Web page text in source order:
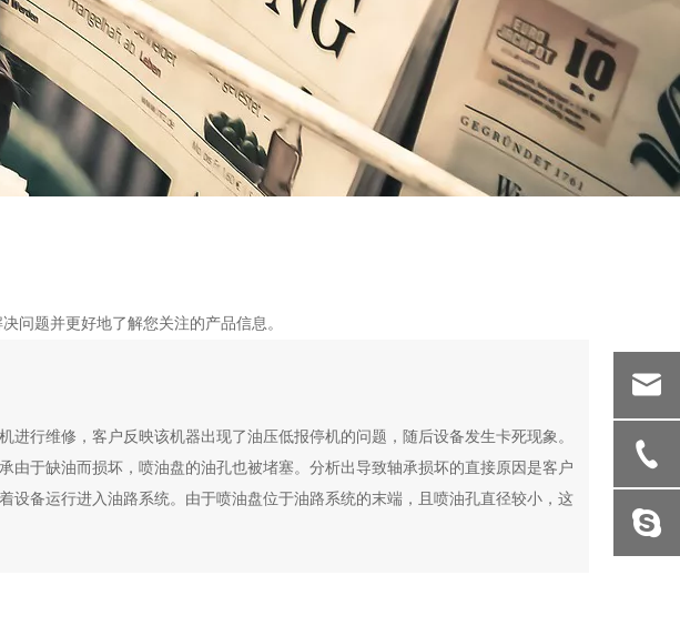
决问题并更好地了解您关注的产品信息。
行维修，客户反映该机器出现了油压低报停机的问题，随后设备发生卡死现象。
由于缺油而损坏，喷油盘的油孔也被堵塞。分析出导致轴承损坏的直接原因是客户
设备运行进入油路系统。由于喷油盘位于油路系统的末端，且喷油孔直径较小，这